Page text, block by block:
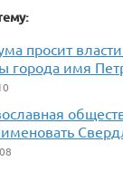
просит
города имя